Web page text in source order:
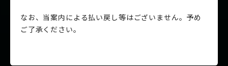
なお、当案内による払い戻し等はございません。予め
ご了承ください。